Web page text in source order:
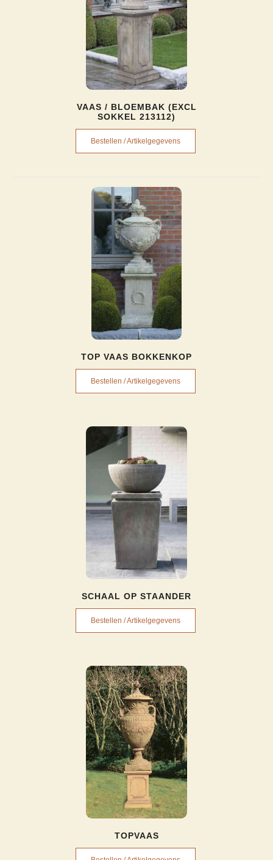
VAAS / BLOEMBAK (EXCL
SOKKEL 213112)
Bestellen / Artikelgegevens
TOP VAAS BOKKENKOP
Bestellen / Artikelgegevens
SCHAAL OP STAANDER
Bestellen / Artikelgegevens
TOPVAAS